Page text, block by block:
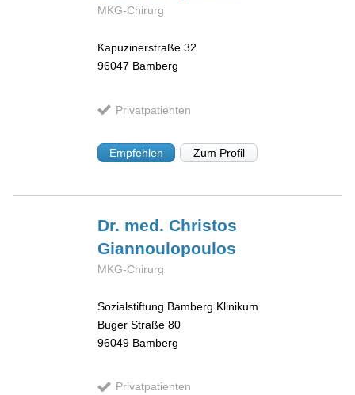
MKG-Chirurg
Kapuzinerstraße 32
96047 Bamberg
Privatpatienten
Empfehlen Zum Profil
Dr. med. Christos
Giannoulopoulos
MKG-Chirurg
Sozialstiftung Bamberg Klinikum
Buger Straße 80
96049 Bamberg
Privatpatienten